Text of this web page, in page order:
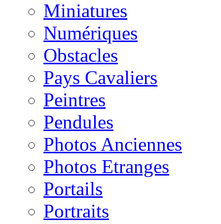
Miniatures
Numériques
Obstacles
Pays Cavaliers
Peintres
Pendules
Photos Anciennes
Photos Etranges
Portails
Portraits